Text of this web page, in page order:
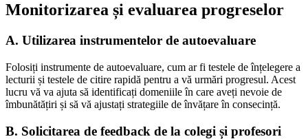
Monitorizarea și evaluarea progreselor
A. Utilizarea instrumentelor de autoevaluare
Folosiți instrumente de autoevaluare, cum ar fi testele de înțelegere a
lecturii și testele de citire rapidă pentru a vă urmări progresul. Acest
lucru vă va ajuta să identificați domeniile în care aveți nevoie de
îmbunătățiri și să vă ajustați strategiile de învățare în consecință.
B. Solicitarea de feedback de la colegi și profesori